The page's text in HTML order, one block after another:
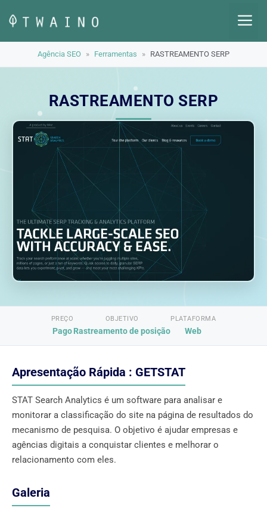
para
o
Agência SEO » Ferramentas » RASTREAMENTO SERP
RASTREAMENTO SERP
PREÇO
Pago
OBJETIVO
Rastreamento de posição
PLATAFORMA
Web
Apresentação Rápida : GETSTAT
STAT Search Analytics é um software para analisar e
monitorar a classificação do site na página de resultados do
mecanismo de pesquisa. O objetivo é ajudar empresas e
agências digitais a conquistar clientes e melhorar o
relacionamento com eles.
Galeria